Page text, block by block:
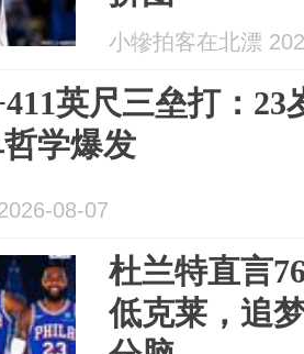
小犙拍客在北漂
英尺三垒打：
学爆发
08-07
杜兰特直言
低克莱，追